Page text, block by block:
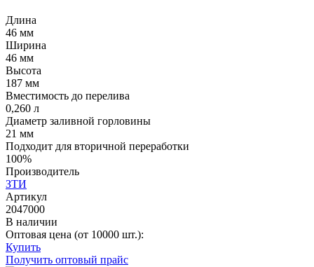
Длина
46 мм
Ширина
46 мм
Высота
187 мм
Вместимость до перелива
0,260 л
Диаметр заливной горловины
21 мм
Подходит для вторичной переработки
100%
Производитель
ЗТИ
Артикул
2047000
В наличии
Оптовая цена (от 10000 шт.):
Купить
Получить оптовый прайс